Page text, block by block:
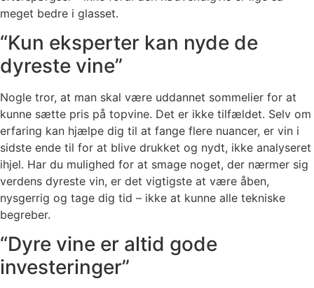
meget bedre i glasset.
“Kun eksperter kan nyde de
dyreste vine”
Nogle tror, at man skal være uddannet sommelier for at
kunne sætte pris på topvine. Det er ikke tilfældet. Selv om
erfaring kan hjælpe dig til at fange flere nuancer, er vin i
sidste ende til for at blive drukket og nydt, ikke analyseret
ihjel. Har du mulighed for at smage noget, der nærmer sig
verdens dyreste vin, er det vigtigste at være åben,
nysgerrig og tage dig tid – ikke at kunne alle tekniske
begreber.
“Dyre vine er altid gode
investeringer”